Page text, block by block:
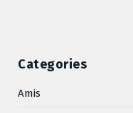
Categories
Amis